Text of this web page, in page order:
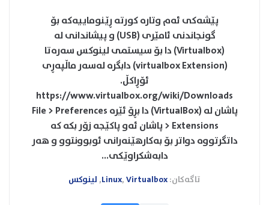
پێشەکی‌ ئەم وتارە کورتە ڕێنوماییەکە بۆ
گونجاندنی ئامێری (USB) و پیشاندانی لە
(Virtualbox) دا بۆ سیستمی لینوکس‌ سەرەتا
(virtualbox Extension) دابگرە لەسەر ماڵپەڕی
ئۆڕاکڵ.
https://www.virtualbox.org/wiki/Downloads
پاشان لە (VirtualBox) دا بڕۆ ئێرە File > Preferences
> Extensions پاشان ئەو پاکێجە زۆر بکە کە
داتگرتووە دواتر بۆ بەکارهێنەرانی ئوبوونتوو و هەر
دابەشکراوێکی...
تاگەکان: Linux,Virtualbox
,لینوکس